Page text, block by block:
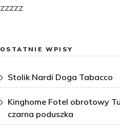
zzzzz
OSTATNIE WPISY
Stolik Nardi Doga Tabacco
Kinghome Fotel obrotowy
czarna poduszka